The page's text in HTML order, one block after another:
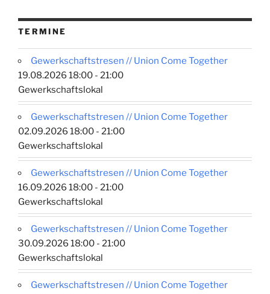
TERMINE
Gewerkschaftstresen // Union Come Together
19.08.2026 18:00 - 21:00
Gewerkschaftslokal
Gewerkschaftstresen // Union Come Together
02.09.2026 18:00 - 21:00
Gewerkschaftslokal
Gewerkschaftstresen // Union Come Together
16.09.2026 18:00 - 21:00
Gewerkschaftslokal
Gewerkschaftstresen // Union Come Together
30.09.2026 18:00 - 21:00
Gewerkschaftslokal
Gewerkschaftstresen // Union Come Together